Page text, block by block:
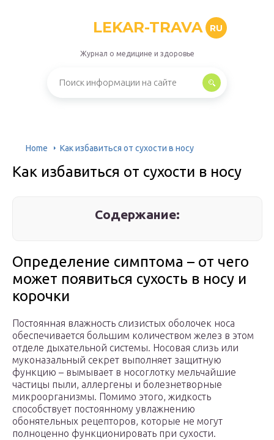
LEKAR-TRAVA RU
Журнал о медицине и здоровье
Home Как избавиться от сухости в носу
Как избавиться от сухости в носу
Содержание:
Определение симптома – от чего
может появиться сухость в носу и
корочки
Постоянная влажность слизистых оболочек носа
обеспечивается большим количеством желез в этом
отделе дыхательной системы. Носовая слизь или
муконазальный секрет выполняет защитную
функцию – вымывает в носоглотку мельчайшие
частицы пыли, аллергены и болезнетворные
микроорганизмы. Помимо этого, жидкость
способствует постоянному увлажнению
обонятельных рецепторов, которые не могут
полноценно функционировать при сухости.